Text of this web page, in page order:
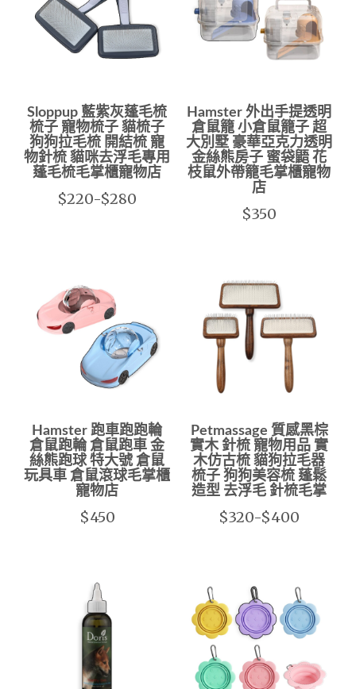
Sloppup 藍紫灰蓬毛梳
梳子 寵物梳子 貓梳子
狗狗拉毛梳 開結梳 寵
物針梳 貓咪去浮毛專用
蓬毛梳毛掌櫃寵物店
$220-$280
Hamster 外出手提透明
倉鼠籠 小倉鼠籠子 超
大別墅 豪華亞克力透明
金絲熊房子 蜜袋鼯 花
枝鼠外帶籠毛掌櫃寵物
店
$350
Hamster 跑車跑跑輪
倉鼠跑輪 倉鼠跑車 金
絲熊跑球 特大號 倉鼠
玩具車 倉鼠滾球毛掌櫃
寵物店
$450
Petmassage 質感黑棕
實木 針梳 寵物用品 實
木仿古梳 貓狗拉毛器
梳子 狗狗美容梳 蓬鬆
造型 去浮毛 針梳毛掌
$320-$400